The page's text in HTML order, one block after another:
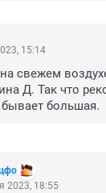
15:14
свежем
Д. Так что
большая.
2023, 18:55